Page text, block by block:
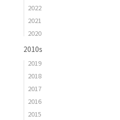
2022
2021
2020
2010s
2019
2018
2017
2016
2015